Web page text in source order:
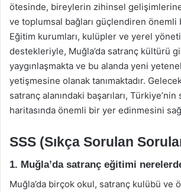
ötesinde, bireylerin zihinsel gelişimlerine
ve toplumsal bağları güçlendiren önemli
Eğitim kurumları, kulüpler ve yerel
destekleriyle, Muğla’da satranç kültürü
yaygınlaşmakta ve bu alanda yeni
yetişmesine olanak tanımaktadır.
satranç alanındaki başarıları, Türkiye’nin
haritasında önemli bir yer edinmesini
SSS (Sıkça Sorulan
1. Muğla’da satranç eğitimi
Muğla’da birçok okul, satranç kulübü ve